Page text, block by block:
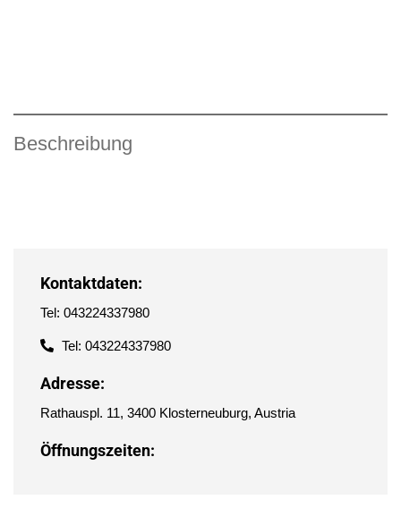
Beschreibung
Kontaktdaten:
Tel: 043224337980
Tel: 043224337980
Adresse:
Rathauspl. 11, 3400 Klosterneuburg, Austria
Öffnungszeiten: